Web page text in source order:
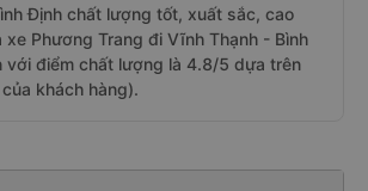
Định chất lượng tốt, xuất sắc, cao
xe Phương Trang đi Vĩnh Thạnh - Bình
với điểm chất lượng là 4.8/5 dựa trên
khách hàng).